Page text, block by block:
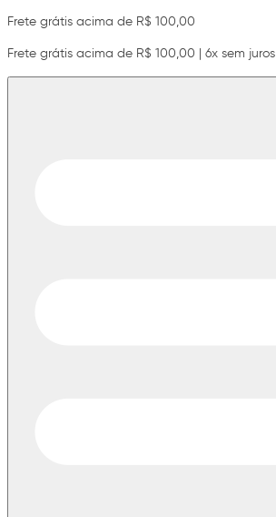
Frete grátis acima de R$ 100,00
Frete grátis acima de R$ 100,00 | 6x sem juros